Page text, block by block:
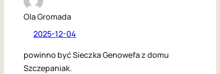
Ola Gromada
2025-12-04
powinno być Sieczka Genowefa z domu
Szczepaniak.